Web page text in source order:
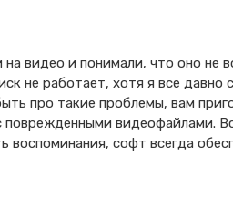
видео и понимали, что оно не
не работает, хотя я все
про такие проблемы, вам
поврежденными видеофайлами.
софт всегда